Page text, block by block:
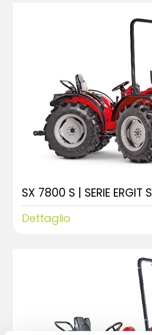
SX 7800 S | SERIE ERGIT S
Dettaglio